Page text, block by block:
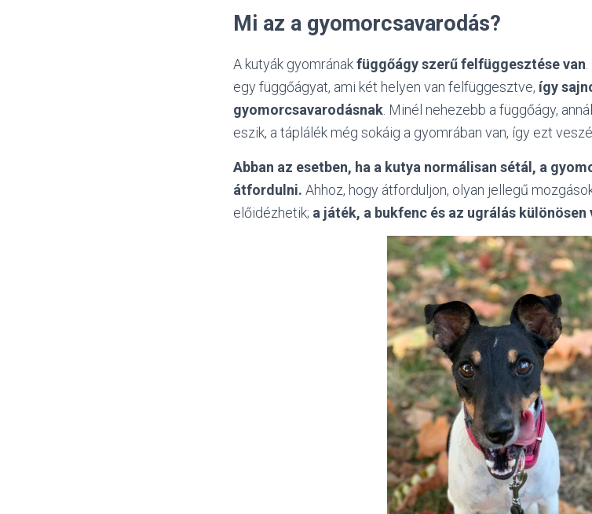
Mi az a gyomorcsavarodás?
A kutyák gyomránakfüggőágy szerű felfüggesztése van
egy függőágyat, ami két helyen van felfüggesztve, így
gyomorcsavarodásnak . Minél nehezebb a függőágy,
eszik, a táplálék még sokáig a gyomrában van, így ezt
Abban az esetben, ha a kutya normálisan sétál, a
átfordulni. Ahhoz, hogy átforduljon, olyan jellegű
előidézhetik; a játék, a bukfenc és az ugrálás